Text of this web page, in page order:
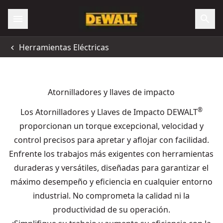
Herramientas Eléctricas
Atornilladores y llaves de impacto
Los Atornilladores y Llaves de Impacto DEWALT®
proporcionan un torque excepcional, velocidad y
control precisos para apretar y aflojar con facilidad.
Enfrente los trabajos más exigentes con herramientas
duraderas y versátiles, diseñadas para garantizar el
máximo desempeño y eficiencia en cualquier entorno
industrial. No comprometa la calidad ni la
productividad de su operación.